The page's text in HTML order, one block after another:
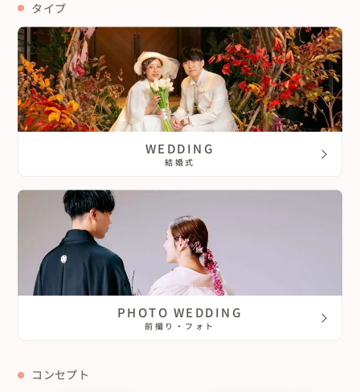
タイプ
WEDDING
結婚式
PHOTO WEDDING
前撮り・フォト
コンセプト